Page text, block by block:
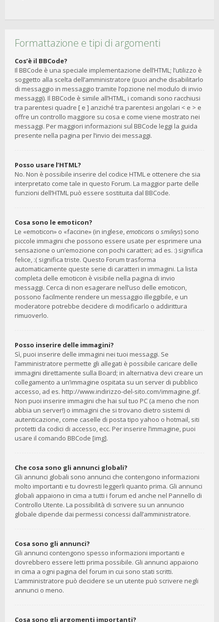
Formattazione e tipi di argomenti
Cos’è il BBCode?
Il BBCode è una speciale implementazione dell’HTML; l’utilizzo è
soggetto alla scelta dell’amministratore (puoi anche disabilitarlo
di messaggio in messaggio tramite l’opzione nel modulo di invio
messaggi). Il BBCode è simile all’HTML, i comandi sono racchiusi
tra parentesi quadre [ e ] anziché tra parentesi angolari < e > e
offre un controllo maggiore su cosa e come viene mostrato nei
messaggi. Per maggiori informazioni sul BBCode leggi la guida
presente nella pagina per l’invio dei messaggi.
Posso usare l’HTML?
No. Non è possibile inserire del codice HTML e ottenere che sia
interpretato come tale in questo Forum. La maggior parte delle
funzioni dell’HTML può essere sostituita dal BBCode.
Cosa sono le emoticon?
Le «emoticon» o «faccine» (in inglese,emoticons o smileys) sono
piccole immagini che possono essere usate per esprimere una
sensazione o un’emozione con pochi caratteri; ad es. :) significa
felice, :( significa triste. Questo Forum trasforma
automaticamente queste serie di caratteri in immagini. La lista
completa delle emoticon è visibile nella pagina di invio
messaggi. Cerca di non esagerare nell’uso delle emoticon,
possono facilmente rendere un messaggio illeggibile, e un
moderatore potrebbe decidere di modificarlo o addirittura
rimuoverlo.
Posso inserire delle immagini?
Sì, puoi inserire delle immagini nei tuoi messaggi. Se
l’amministratore permette gli allegati è possibile caricare delle
immagini direttamente sulla Board; in alternativa devi creare un
collegamento a un’immagine ospitata su un server di pubblico
accesso, ad es. http://www.indirizzo-del-sito.com/immagine.gif.
Non puoi inserire immagini che hai sul tuo PC (a meno che non
abbia un server!) o immagini che si trovano dietro sistemi di
autenticazione, come caselle di posta tipo yahoo o hotmail, siti
protetti da codici di accesso, ecc. Per inserire l’immagine, puoi
usare il comando BBCode [img].
Che cosa sono gli annunci globali?
Gli annunci globali sono annunci che contengono informazioni
molto importanti e tu dovresti leggerli quanto prima. Gli annunci
globali appaiono in cima a tutti i forum ed anche nel Pannello di
Controllo Utente. La possibilità di scrivere su un annuncio
globale dipende dai permessi concessi dall’amministratore.
Cosa sono gli annunci?
Gli annunci contengono spesso informazioni importanti e
dovrebbero essere letti prima possibile. Gli annunci appaiono
in cima a ogni pagina del forum in cui sono stati scritti.
L’amministratore può decidere se un utente può scrivere negli
annunci o meno.
Cosa sono gli argomenti importanti?